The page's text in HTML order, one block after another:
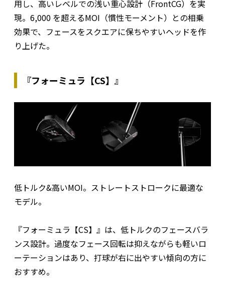
用し、高いレベルでの浅い重心設計（FrontCG）を実
現。6,000 を超えるMOI（慣性モーメント）との相乗
効果で、フェースをスクエアに保ちやすいヘッドを作
り上げた。
『フォーミュラ【CS】』
低トルク&高いMOI。ストレートストロークに最適な
モデル。
『フォーミュラ【CS】』は、低トルクのフェースバラ
ンス設計。過度なフェース回転は抑えながらも軽いロ
ーテーションはあり、打球が右に出やすい傾向の方に
おすすめ。